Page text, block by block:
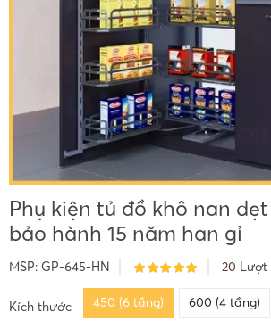
Phụ kiện tủ đồ khô nan
bảo hành 15 năm han gỉ
MSP: GP-645-HN 20 Lượt
Kích thước 450 (6 tầng) 600 (4 tầng)